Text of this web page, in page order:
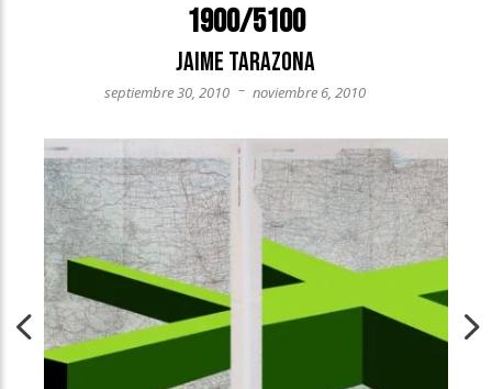
1900/5100
Jaime Tarazona
septiembre 30, 2010 – noviembre 6, 2010